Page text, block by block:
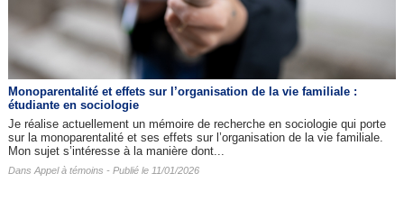
Monoparentalité et effets sur l’organisation de la vie familiale :
étudiante en sociologie
Je réalise actuellement un mémoire de recherche en sociologie qui porte
sur la monoparentalité et ses effets sur l’organisation de la vie familiale.
Mon sujet s’intéresse à la manière dont...
Dans Appel à témoins - Publié le 11/01/2026